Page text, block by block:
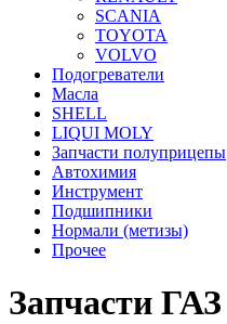
SCANIA
TOYOTA
VOLVO
Подогреватели
Масла
SHELL
LIQUI MOLY
Запчасти полуприцепы
Автохимия
Инструмент
Подшипники
Нормали (метизы)
Прочее
Запчасти ГАЗ